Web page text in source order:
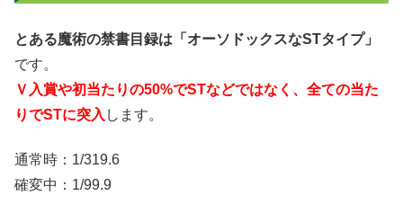
とある魔術の禁書目録は「オーソドックスなSTタイプ」
です。
Ｖ入賞や初当たりの50%でSTなどではなく、全ての当た
りでSTに突入 します。
通常時：1/319.6
確変中：1/99.9